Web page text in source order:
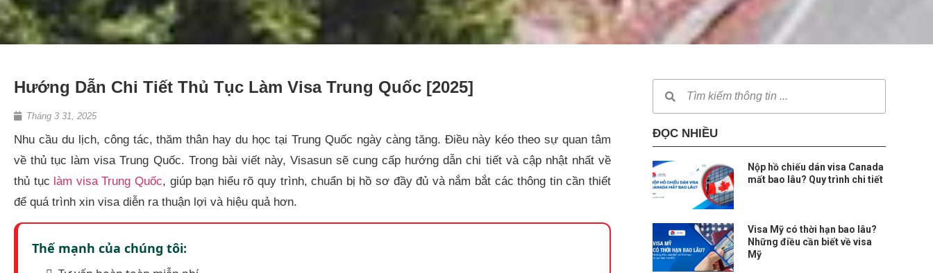
Hướng Dẫn Chi Tiết Thủ Tục Làm Visa Trung Quốc [2025]
Tháng 3 31, 2025
Nhu cầu du lịch, công tác, thăm thân hay du học tại Trung Quốc ngày càng tăng. Điều này kéo theo sự quan tâm
về thủ tục làm visa Trung Quốc. Trong bài viết này, Visasun sẽ cung cấp hướng dẫn chi tiết và cập nhật nhất về
thủ tục làm visa Trung Quốc, giúp bạn hiểu rõ quy trình, chuẩn bị hồ sơ đầy đủ và nắm bắt các thông tin cần thiết
để quá trình xin visa diễn ra thuận lợi và hiệu quả hơn.
Thế mạnh của chúng tôi:
ĐỌC NHIỀU
Nộp hồ chiếu dán visa Canada
mất bao lâu? Quy trình chi tiết
Visa Mỹ có thời hạn bao lâu?
Những điều cần biết về visa
Mỹ